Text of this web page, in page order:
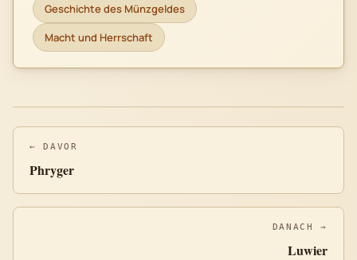
Geschichte des Münzgeldes
Macht und Herrschaft
← DAVOR
Phryger
DANACH →
Luwier